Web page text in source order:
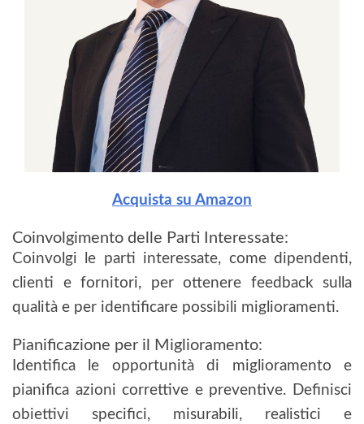
Acquista su Amazon
Coinvolgimento delle Parti Interessate:
Coinvolgi le parti interessate, come dipendenti,
clienti e fornitori, per ottenere feedback sulla
qualità e per identificare possibili miglioramenti.
Pianificazione per il Miglioramento:
Identifica le opportunità di miglioramento e
pianifica azioni correttive e preventive. Definisci
obiettivi specifici, misurabili, realistici e